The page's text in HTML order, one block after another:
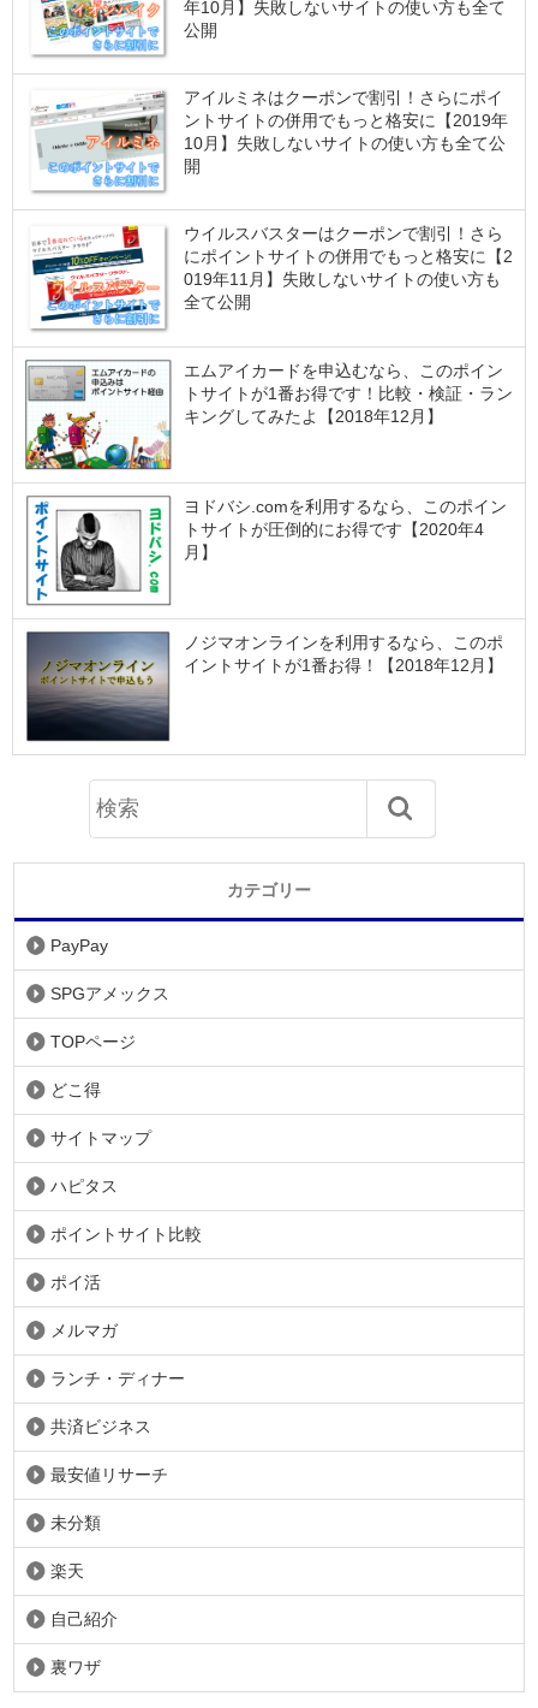
年10月】失敗しないサイトの使い方も全て
公開
アイルミネはクーポンで割引！さらにポイ
ントサイトの併用でもっと格安に【2019年
10月】失敗しないサイトの使い方も全て公
開
ウイルスバスターはクーポンで割引！さら
にポイントサイトの併用でもっと格安に【2
019年11月】失敗しないサイトの使い方も
全て公開
エムアイカードを申込むなら、このポイン
トサイトが1番お得です！比較・検証・ラン
キングしてみたよ【2018年12月】
ヨドバシ.comを利用するなら、このポイン
トサイトが圧倒的にお得です【2020年4
月】
ノジマオンラインを利用するなら、このポ
イントサイトが1番お得！【2018年12月】
カテゴリー
PayPay
SPGアメックス
TOPページ
どこ得
サイトマップ
ハピタス
ポイントサイト比較
ポイ活
メルマガ
ランチ・ディナー
共済ビジネス
最安値リサーチ
未分類
楽天
自己紹介
裏ワザ